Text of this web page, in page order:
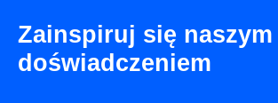
Zainspiruj się naszym
doświadczeniem